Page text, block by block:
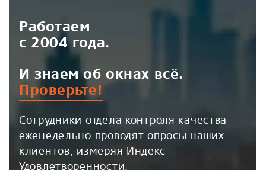
Работаем
с 2004 года.
И знаем об окнах всё.
Проверьте!
Сотрудники отдела контроля качества
еженедельно проводят опросы наших
клиентов, измеряя Индекс
Удовлетворённости.